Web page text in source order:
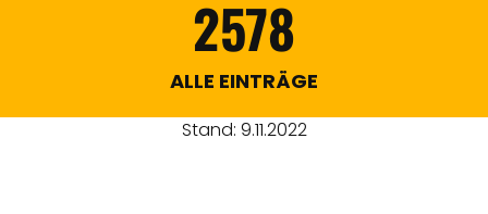
2578
ALLE EINTRÄGE
Stand: 9.11.2022